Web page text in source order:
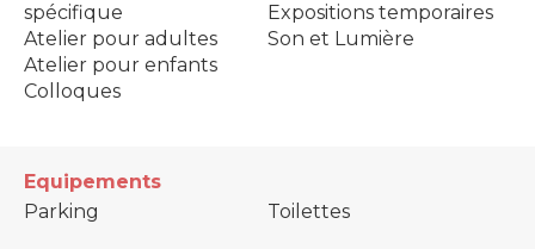
spécifique
Atelier pour adultes
Atelier pour enfants
Colloques
Expositions temporaires
Son et Lumière
Equipements
Parking
Toilettes